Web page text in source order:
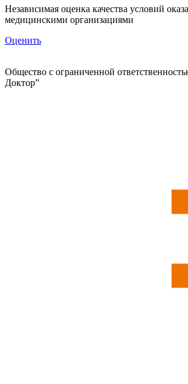
Независимая оценка качества условий
медицинскими организациями
Оценить
Общество с ограниченной
Доктор”